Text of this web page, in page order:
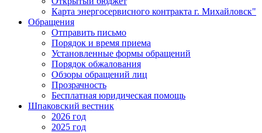
Карта энергосервисного контракта г. Михайловск"
Обращения
Отправить письмо
Порядок и время приема
Установленные формы обращений
Порядок обжалования
Обзоры обращений лиц
Прозрачность
Бесплатная юридическая помощь
Шпаковский вестник
2026 год
2025 год